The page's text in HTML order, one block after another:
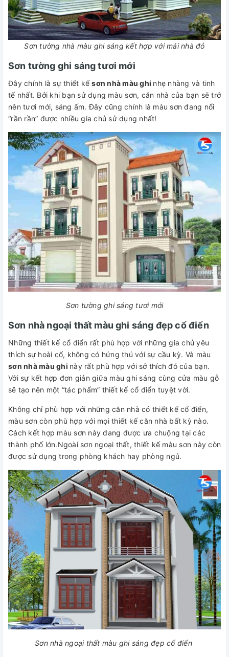
Sơn tường nhà màu ghi sáng kết hợp với mái nhà đỏ
Sơn tường ghi sáng tươi mới
Đây chính là sự thiết kếsơn nhà màu ghi nhẹ nhàng và tinh
tế nhất. Bởi khi bạn sử dụng màu sơn, căn nhà của bạn sẽ trở
nên tươi mới, sáng ấm. Đây cũng chính là màu sơn đang nổi
“rần rần” được nhiều gia chủ sử dụng nhất!
Sơn tường ghi sáng tươi mới
Sơn nhà ngoại thất màu ghi sáng đẹp cổ điển
Những thiết kế cổ điển rất phù hợp với những gia chủ yêu
thích sự hoài cổ, không có hứng thú với sự cầu kỳ. Và màu
sơn nhà màu ghi này rất phù hợp với sở thích đó của bạn.
Với sự kết hợp đơn giản giữa màu ghi sáng cùng cửa màu gỗ
sẽ tạo nên một “tác phẩm” thiết kế cổ điển tuyệt vời.
Không chỉ phù hợp với những căn nhà có thiết kế cổ điển,
màu sơn còn phù hợp với mọi thiết kế căn nhà bất kỳ nào.
Cách kết hợp màu sơn này đang được ưa chuộng tại các
thành phố lớn.Ngoài sơn ngoại thất, thiết kế màu sơn này còn
được sử dụng trong phòng khách hay phòng ngủ.
Sơn nhà ngoại thất màu ghi sáng đẹp cổ điển